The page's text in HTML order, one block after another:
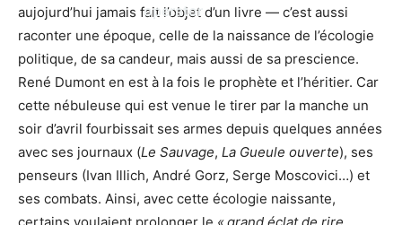
operator
aujojurd’hui jamais fait l’objet d’un livre — c’est aussi
raconter une époque, celle de la naissance de l’écologie
politique, de sa candeur, mais aussi de sa prescience.
René Dumont en est à la fois le prophète et l’héritier. Car
cette nébuleuse qui est venue le tirer par la manche un
soir d’avril fourbissait ses armes depuis quelques années
avec ses journaux (Le Sauvage, La Gueule ouverte), ses
penseurs (Ivan Illich, André Gorz, Serge Moscovici…) et
ses combats. Ainsi, avec cette écologie naissante,
certains voulaient prolonger le «grand éclat de rire